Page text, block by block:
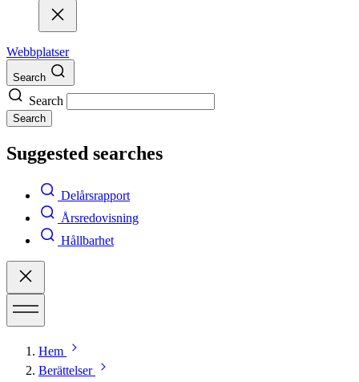
Webbplatser
Search
Search
Search
Suggested searches
Delårsrapport
Årsredovisning
Hållbarhet
Hem
Berättelser